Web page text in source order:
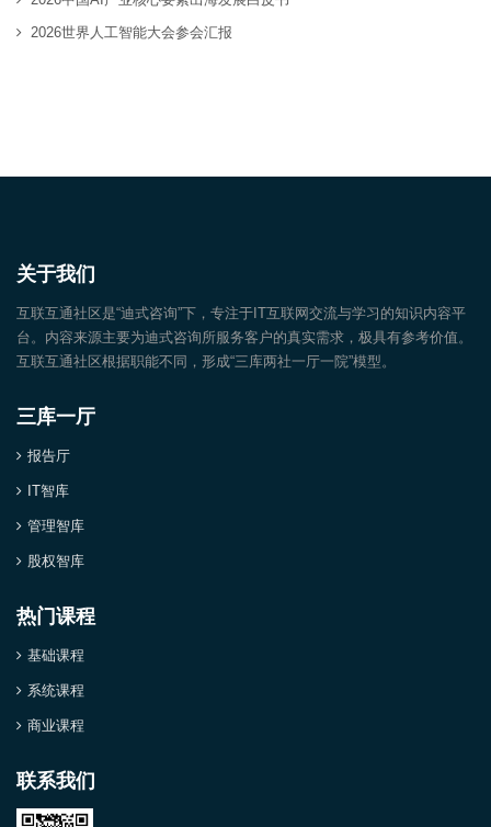
2026世界人工智能大会参会汇报
关于我们
互联互通社区是“迪式咨询”下，专注于IT互联网交流与学习的知识内容平
台。内容来源主要为迪式咨询所服务客户的真实需求，极具有参考价值。
互联互通社区根据职能不同，形成“三库两社一厅一院”模型。
三库一厅
报告厅
IT智库
管理智库
股权智库
热门课程
基础课程
系统课程
商业课程
联系我们